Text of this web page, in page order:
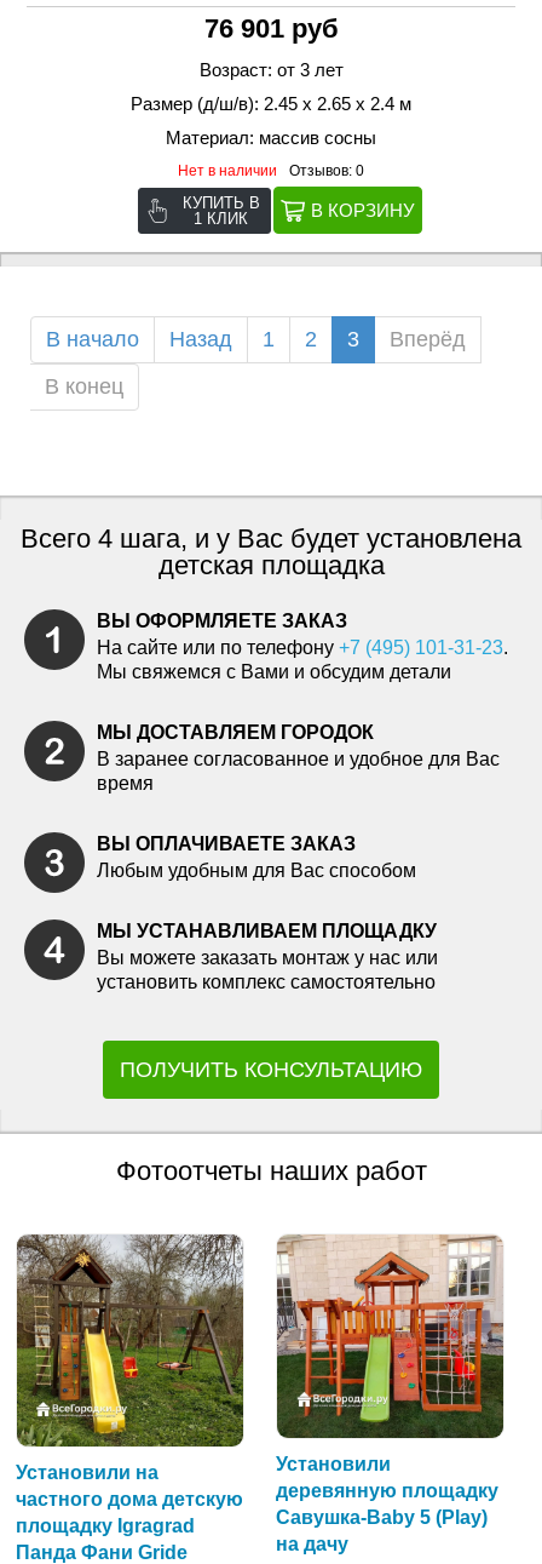
76 901 руб
Возраст: от 3 лет
Размер (д/ш/в): 2.45 х 2.65 х 2.4 м
Материал: массив сосны
Нет в наличии Отзывов: 0
КУПИТЬ В
1 КЛИК
В начало Назад 1 2 3
Вперёд
В конец
Всего 4 шага, и у Вас будет установлена
детская площадка
ВЫ ОФОРМЛЯЕТЕ ЗАКАЗ
На сайте или по телефону +7 (495) 101-31-23.
Мы свяжемся с Вами и обсудим детали
МЫ ДОСТАВЛЯЕМ ГОРОДОК
В заранее согласованное и удобное для Вас
время
ВЫ ОПЛАЧИВАЕТЕ ЗАКАЗ
Любым удобным для Вас способом
МЫ УСТАНАВЛИВАЕМ ПЛОЩАДКУ
Вы можете заказать монтаж у нас или
установить комплекс самостоятельно
ПОЛУЧИТЬ КОНСУЛЬТАЦИЮ
Фотоотчеты наших работ
Установили на
частного дома детскую
площадку Igragrad
Панда Фани Gride
Установили
деревянную площадку
Савушка-Baby 5 (Play)
на дачу